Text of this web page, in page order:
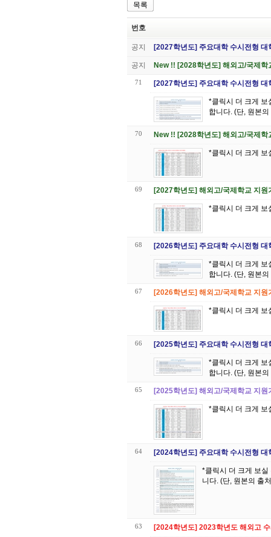
목록
번호
공지 [2027학년도] 주요대학 수시전형 대
공지 New !! [2028학년도] 해외고/국제학
71 [2027학년도] 주요대학 수시전형 대
*클릭시 더 크게 보실 수 있습니다 *이 표의 저작권은 대원 GK글
합니다. (단, 원본
70 New !! [2028학년도] 해외고/국제학
*클릭시 더 크게 보
69 [2027학년도] 해외고/국제학교 지
*클릭시 더 크게 보
68 [2026학년도] 주요대학 수시전형 대
*클릭시 더 크게 보실 수 있습니다 *이 표의 저작권은 대원 GK글
합니다. (단, 원본
67 [2026학년도] 해외고/국제학교 지
*클릭시 더 크게 보
66 [2025학년도] 주요대학 수시전형 대
*클릭시 더 크게 보실 수 있습니다 *이 표의 저작권은 대원 GK글
합니다. (단, 원본
65 [2025학년도] 해외고/국제학교 지
*클릭시 더 크게 보
64 [2024학년도] 주요대학 수시전형 대
*클릭시 더 크게 보실 수 있습니다 *이 표의 저작권은 대원 GK글로벌에듀
니다. (단, 원본의 출
63 [2024학년도] 2023학년도 해외고